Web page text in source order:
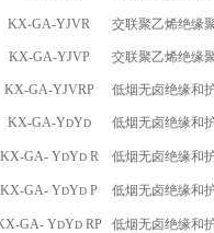
KX-GA-YJVR 交联聚乙烯绝缘
KX-GA-YJVP 交联聚乙烯绝缘
KX-GA-YJVRP 低烟无卤绝缘和
KX-GA-YDYD 低烟无卤绝缘和
KX-GA- YDYDR 低烟无卤绝缘和
KX-GA- YDYD P 低烟无卤绝缘和
GA- YDYD RP 低烟无卤绝缘和